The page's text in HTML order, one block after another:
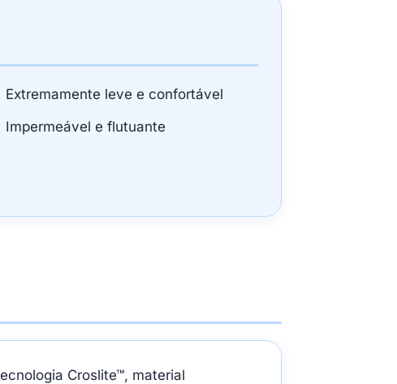
Extremamente leve e confortável
Impermeável e flutuante
Croslite™, material